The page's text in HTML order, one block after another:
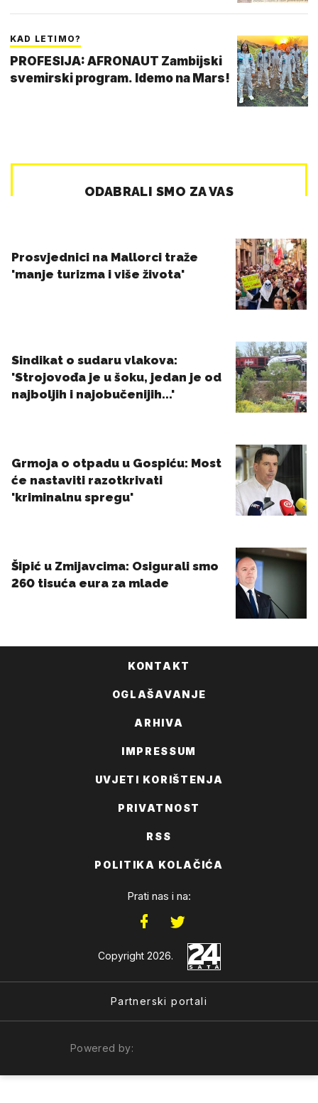
KAD LETIMO?
PROFESIJA: AFRONAUT Zambijski
svemirski program. Idemo na Mars!
KONTAKT
OGLAŠAVANJE
ARHIVA
IMPRESSUM
UVJETI KORIŠTENJA
PRIVATNOST
RSS
POLITIKA KOLAČIĆA
Prati nas i na:
Copyright 2026.
Partnerski portali
Powered by: